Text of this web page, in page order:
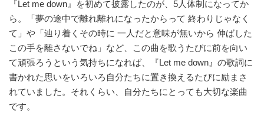
『Let me down』を初めて披露したのが、5人体制になってか
ら。「夢の途中で離れ離れになったからって 終わりじゃなく
て」や「辿り着くその時に 一人だと意味が無いから 伸ばした
この手を離さないでね」など、この曲を歌うたびに前を向い
て頑張ろうという気持ちになれば、『Let me down』の歌詞に
書かれた思いをいろいろ自分たちに置き換えるたびに励まさ
れていました。それくらい、自分たちにとっても大切な楽曲
です。